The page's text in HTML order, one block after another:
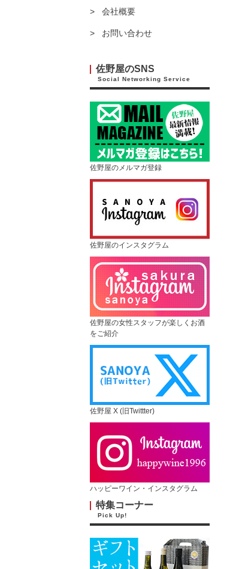
会社概要
お問い合わせ
佐野屋のSNS
Social Networking Service
佐野屋のメルマガ登録
佐野屋のインスタグラム
佐野屋の女性スタッフが楽しくお酒
をご紹介
佐野屋 X (旧Twittter)
ハッピーワイン・インスタグラム
特集コーナー
Pick Up!